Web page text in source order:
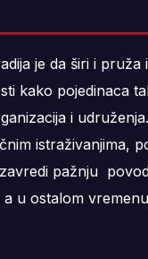
je da širi i pruža
kako pojedinaca
i
istraživanjima,
pažnju
u ostalom